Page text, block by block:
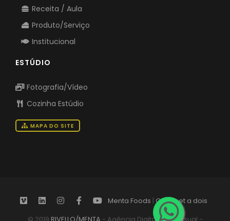
Receita / Aula
Produto/Serviço
Institucional
ESTÚDIO
Fotografia/Vídeo
Cozinha Estúdio
MAPA DO SITE
Menta Foods | Gourmet a dois